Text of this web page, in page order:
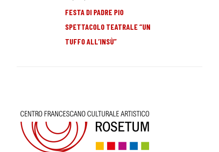
FESTA DI PADRE PIO
SPETTACOLO TEATRALE “UN
TUFFO ALL’INSÙ”